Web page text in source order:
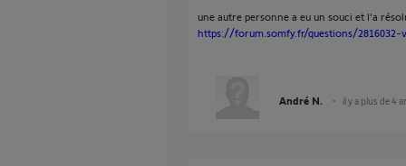
une autre personne a eu un souci et l'a
https://forum.somfy.fr/questions/
André N. il y a plus de 4